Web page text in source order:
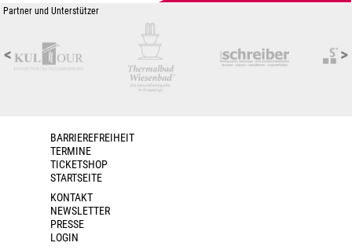
Partner und Unterstützer
< >
BARRIEREFREIHEIT
TERMINE
TICKETSHOP
STARTSEITE
KONTAKT
NEWSLETTER
PRESSE
LOGIN